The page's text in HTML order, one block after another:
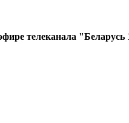
телеканала